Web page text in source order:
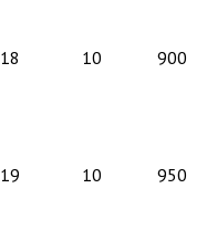
18 10 900
19 10 950